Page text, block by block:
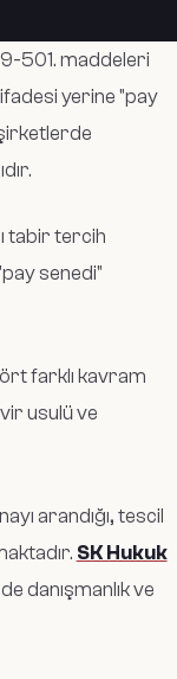
501. maddeleri
yerine "pay
tabir tercih
senedi"
farklı kavram
usulü ve
arandığı, tescil
SK Hukuk
danışmanlık ve